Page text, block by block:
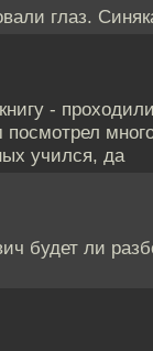
глаз.
-
учился, да
будет ли